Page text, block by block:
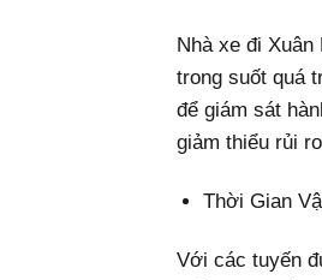
Nhà xe đi
trong suốt quá
để giám sát
giảm thiểu rủi
Thời Gian
Với các tuyến